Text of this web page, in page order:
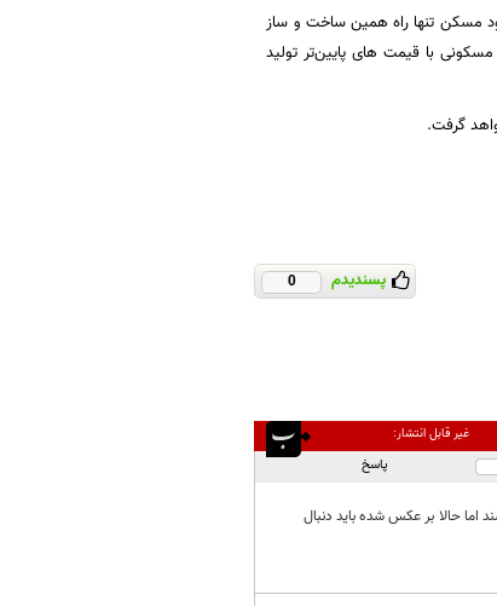
مسکن تنها راه همین ساخت و ساز
با قیمت های پایین‌تر تولید
پسندیدم 0
غیر قابل انتشار:
پاسخ
اما حالا بر عکس شده باید دنبال